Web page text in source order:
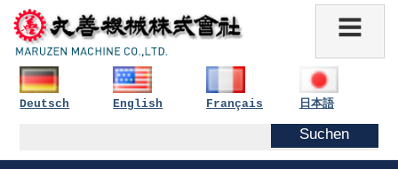
Deutsch English Français 日本語